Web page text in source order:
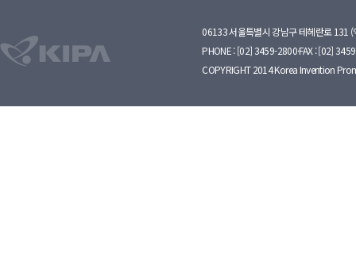
06133 서울특별시 강남구 테헤란로 131 (
PHONE : [02] 3459-2800·FAX : [02]
COPYRIGHT 2014 Korea Invention